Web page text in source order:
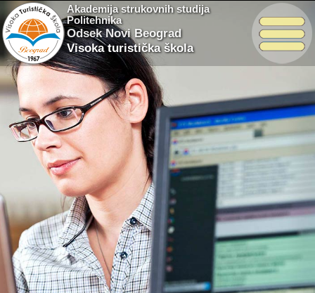
Akademija strukovnih studija
Politehnika
Odsek Novi Beograd
Visoka turistička škola